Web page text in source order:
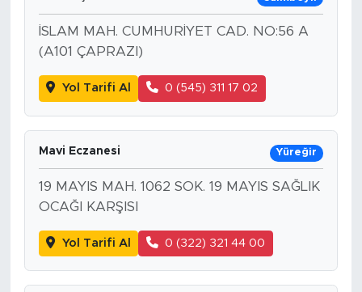
İSLAM MAH. CUMHURİYET CAD. NO:56 A
(A101 ÇAPRAZI)
Yol Tarifi Al 0 (545) 311 17 02
Mavi Eczanesi Yüreğir
19 MAYIS MAH. 1062 SOK. 19 MAYIS SAĞLIK
OCAĞI KARŞISI
Yol Tarifi Al 0 (322) 321 44 00